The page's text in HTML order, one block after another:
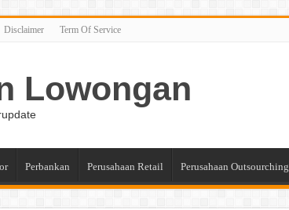
Disclaimer Term Of Service
Lowongan
Perbankan Perusahaan Retail Perusahaan Outsourching